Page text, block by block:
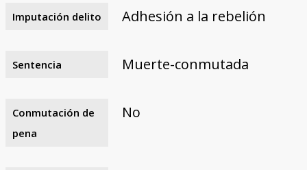
Imputación delito Adhesión a la rebelión
Sentencia Muerte-conmutada
Conmutación de
pena
No